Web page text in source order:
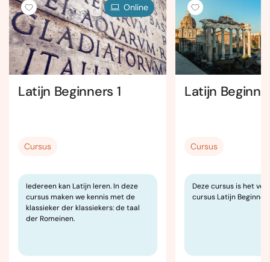
Online
Latijn Beginners 1
Cursus
Iedereen kan Latijn leren. In deze
cursus maken we kennis met de
klassieker der klassiekers: de taal
der Romeinen.
Latijn
Cursus
Deze cursus is het
cursus Latijn